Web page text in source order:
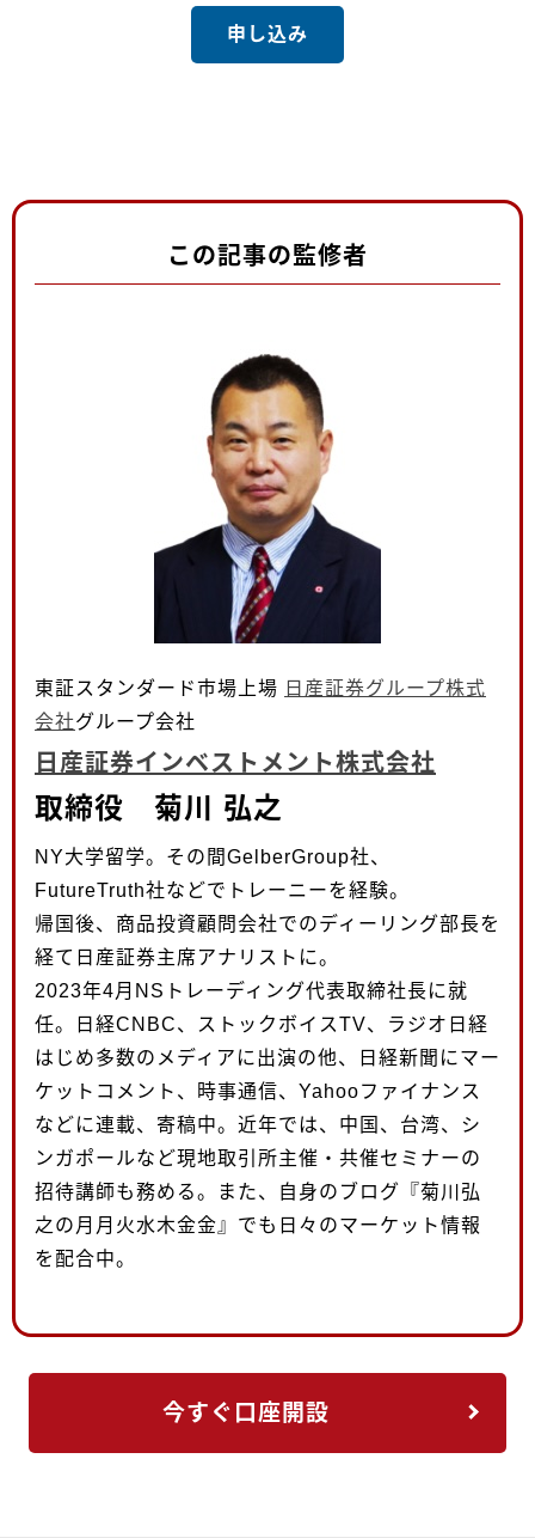
申し込み
この記事の監修者
東証スタンダード市場上場 日産証券グループ株式
会社グループ会社
日産証券インベストメント株式会社
取締役 菊川 弘之
NY大学留学。その間GelberGroup社、
FutureTruth社などでトレーニーを経験。
帰国後、商品投資顧問会社でのディーリング部長を
経て日産証券主席アナリストに。
2023年4月NSトレーディング代表取締社長に就
任。日経CNBC、ストックボイスTV、ラジオ日経
はじめ多数のメディアに出演の他、日経新聞にマー
ケットコメント、時事通信、Yahooファイナンス
などに連載、寄稿中。近年では、中国、台湾、シ
ンガポールなど現地取引所主催・共催セミナーの
招待講師も務める。また、自身のブログ『菊川弘
之の月月火水木金金』でも日々のマーケット情報
を配合中。
今すぐ口座開設